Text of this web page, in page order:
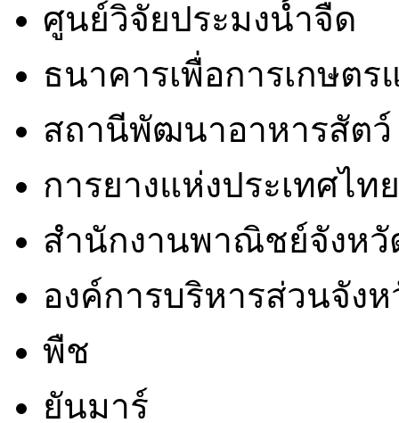
ศูนย์วิจัยประมงน้ำจืด
ธนาคารเพื่อการเกษต
สถานีพัฒนาอาหารสัตว์
การยางแห่งประเทศไทย
สำนักงานพาณิชย์จังหวั
องค์การบริหารส่วนจัง
พืช
ยันมาร์